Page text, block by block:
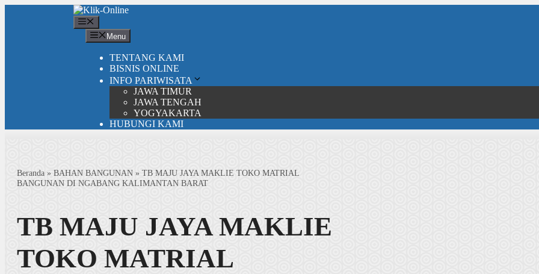
Menu
TENTANG KAMI
BISNIS ONLINE
INFO PARIWISATA
JAWA TIMUR
JAWA TENGAH
YOGYAKARTA
HUBUNGI KAMI
Beranda » BAHAN BANGUNAN » TB MAJU JAYA MAKLIE TOKO MATRIAL
BANGUNAN DI NGABANG KALIMANTAN BARAT
TB MAJU JAYA MAKLIE
TOKO MATRIAL